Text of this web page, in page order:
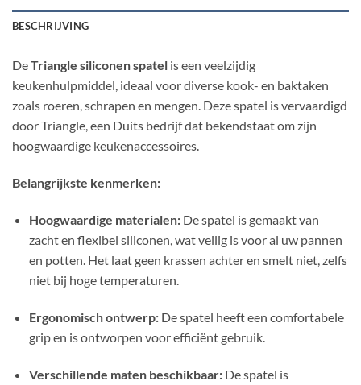
BESCHRIJVING
DeTriangle siliconen spatel is een veelzijdig
keukenhulpmiddel, ideaal voor diverse kook- en baktaken
zoals roeren, schrapen en mengen. Deze spatel is vervaardigd
door Triangle, een Duits bedrijf dat bekendstaat om zijn
hoogwaardige keukenaccessoires.
Belangrijkste kenmerken:
Hoogwaardige materialen: De spatel is gemaakt van
zacht en flexibel siliconen, wat veilig is voor al uw pannen
en potten. Het laat geen krassen achter en smelt niet, zelfs
niet bij hoge temperaturen.
Ergonomisch ontwerp: De spatel heeft een comfortabele
grip en is ontworpen voor efficiënt gebruik.
Verschillende maten beschikbaar: De spatel is